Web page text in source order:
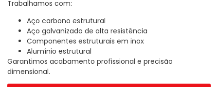
Trabalhamos com:
Aço carbono estrutural
Aço galvanizado de alta resistência
Componentes estruturais em inox
Alumínio estrutural
Garantimos acabamento profissional e precisão
dimensional.